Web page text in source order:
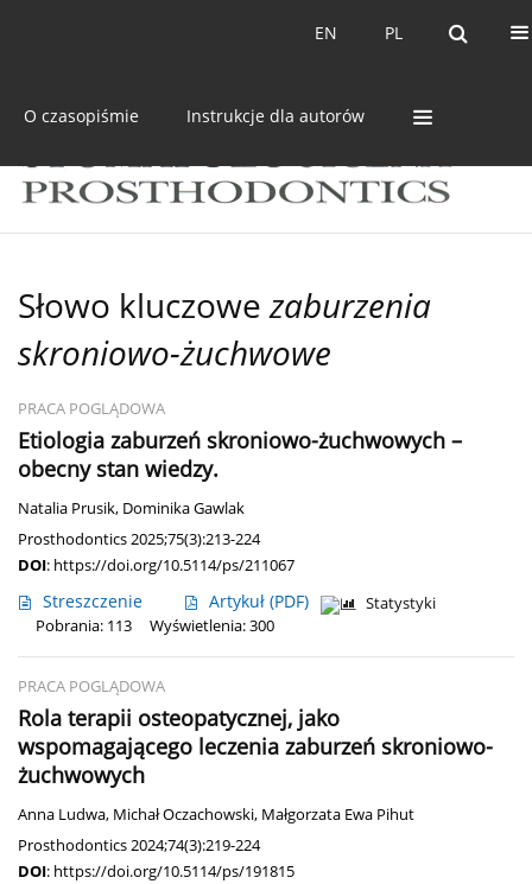
PL
EN PL
EN
O czasopiśmie Instrukcje dla autorów
Słowo kluczowezaburzenia
skroniowo-żuchwowe
PRACA POGLĄDOWA
Etiologia zaburzeń skroniowo-żuchwowych –
obecny stan wiedzy.
Natalia Prusik, Dominika Gawlak
Prosthodontics 2025;75(3):213-224
DOI: https://doi.org/10.5114/ps/211067
Streszczenie Artykuł (PDF)
Statystyki
Pobrania: 113
Wyświetlenia: 300
PRACA POGLĄDOWA
Rola terapii osteopatycznej, jako
wspomagającego leczenia zaburzeń skroniowo-
żuchwowych
Anna Ludwa, Michał Oczachowski, Małgorzata Ewa Pihut
Prosthodontics 2024;74(3):219-224
DOI: https://doi.org/10.5114/ps/191815